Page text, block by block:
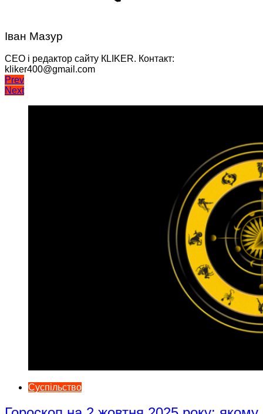
Іван Мазур
CEO і редактор сайту КLIKER. Контакт:
kliker400@gmail.com
Навігація
записів
Prev
Next
Суспільство